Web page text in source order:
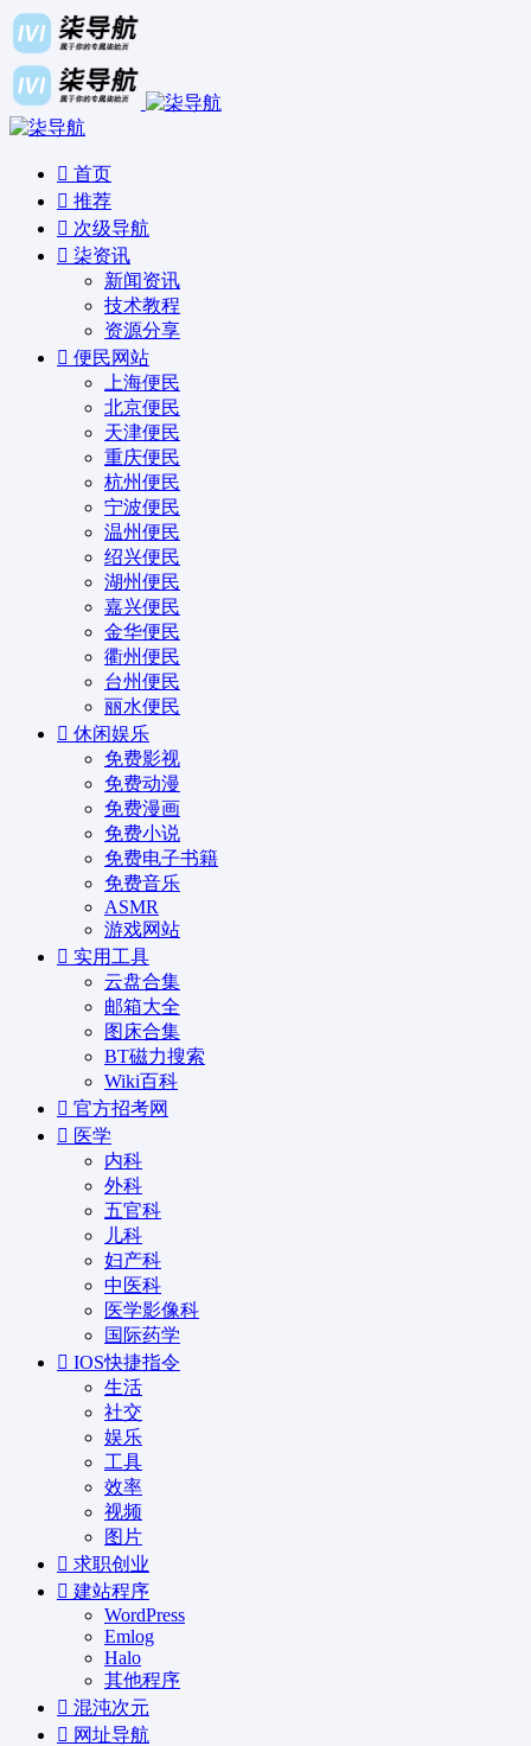
首页
推荐
次级导航
柒资讯
新闻资讯
技术教程
资源分享
便民网站
上海便民
北京便民
天津便民
重庆便民
杭州便民
宁波便民
温州便民
绍兴便民
湖州便民
嘉兴便民
金华便民
衢州便民
台州便民
丽水便民
休闲娱乐
免费影视
免费动漫
免费漫画
免费小说
免费电子书籍
免费音乐
ASMR
游戏网站
实用工具
云盘合集
邮箱大全
图床合集
BT磁力搜索
Wiki百科
官方招考网
医学
内科
外科
五官科
儿科
妇产科
中医科
医学影像科
国际药学
IOS快捷指令
生活
社交
娱乐
工具
效率
视频
图片
求职创业
建站程序
WordPress
Emlog
Halo
其他程序
混沌次元
网址导航